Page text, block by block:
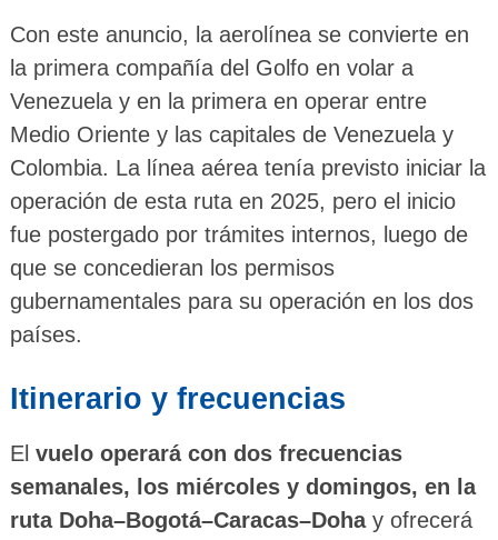
Con este anuncio, la aerolínea se convierte en
la primera compañía del Golfo en volar a
Venezuela y en la primera en operar entre
Medio Oriente y las capitales de Venezuela y
Colombia. La línea aérea tenía previsto iniciar la
operación de esta ruta en 2025, pero el inicio
fue postergado por trámites internos, luego de
que se concedieran los permisos
gubernamentales para su operación en los dos
países.
Itinerario y frecuencias
El vuelo operará con dos frecuencias
semanales, los miércoles y domingos, en la
ruta Doha–Bogotá–Caracas–Dohay ofrecerá